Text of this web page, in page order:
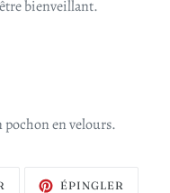
bienveillant.
pochon en velours.
TWEETERÉPINGLER